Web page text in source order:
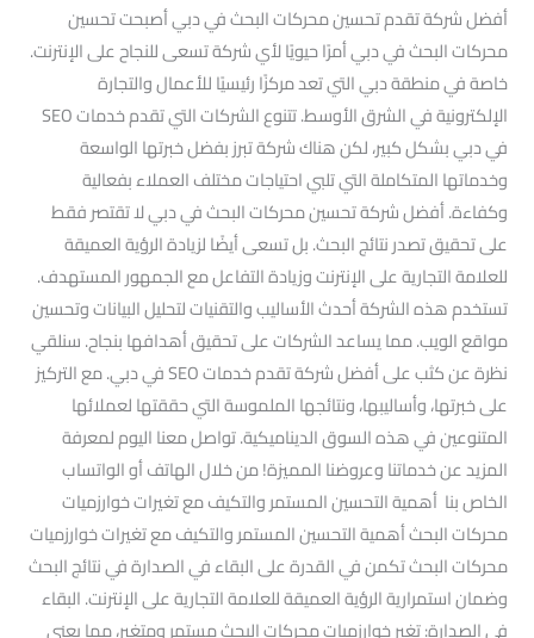
أفضل شركة تقدم تحسين محركات البحث في دبي أصبحت تحسين
محركات البحث في دبي أمرًا حيويًا لأي شركة تسعى للنجاح على الإنترنت.
خاصة في منطقة دبي التي تعد مركزًا رئيسيًا للأعمال والتجارة
الإلكترونية في الشرق الأوسط. تتنوع الشركات التي تقدم خدمات SEO
في دبي بشكل كبير، لكن هناك شركة تبرز بفضل خبرتها الواسعة
وخدماتها المتكاملة التي تلبي احتياجات مختلف العملاء بفعالية
وكفاءة. أفضل شركة تحسين محركات البحث في دبي لا تقتصر فقط
على تحقيق تصدر نتائج البحث. بل تسعى أيضًا لزيادة الرؤية العميقة
للعلامة التجارية على الإنترنت وزيادة التفاعل مع الجمهور المستهدف.
تستخدم هذه الشركة أحدث الأساليب والتقنيات لتحليل البيانات وتحسين
مواقع الويب. مما يساعد الشركات على تحقيق أهدافها بنجاح. سنلقي
نظرة عن كثب على أفضل شركة تقدم خدمات SEO في دبي. مع التركيز
على خبرتها، وأساليبها، ونتائجها الملموسة التي حققتها لعملائها
المتنوعين في هذه السوق الديناميكية. تواصل معنا اليوم لمعرفة
المزيد عن خدماتنا وعروضنا المميزة! من خلال الهاتف أو الواتساب
الخاص بنا أهمية التحسين المستمر والتكيف مع تغيرات خوارزميات
محركات البحث أهمية التحسين المستمر والتكيف مع تغيرات خوارزميات
محركات البحث تكمن في القدرة على البقاء في الصدارة في نتائج البحث
وضمان استمرارية الرؤية العميقة للعلامة التجارية على الإنترنت. البقاء
في الصدارة: تغير خوارزميات محركات البحث مستمر ومتغير، مما يعني